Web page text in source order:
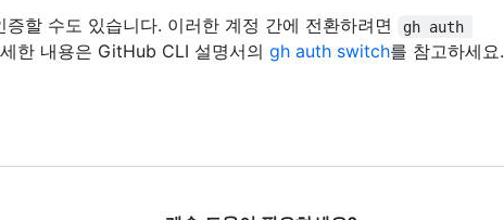
할 수도 있습니다. 이러한 계정 간에 전환하려면
gh auth
한 내용은 GitHub CLI 설명서의gh auth switch를 참고하세요.